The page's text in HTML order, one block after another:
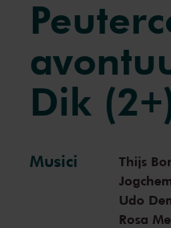
Dik
Musici Thijs
Udo
Rosa